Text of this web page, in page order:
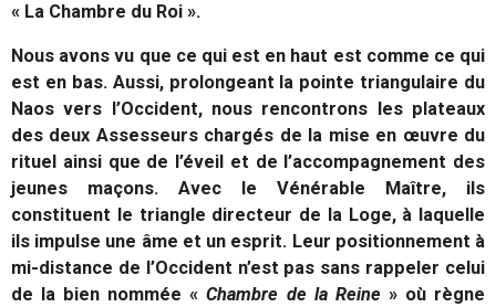
« La Chambre du Roi ».
Nous avons vu que ce qui est en haut est comme ce qui
est en bas. Aussi, prolongeant la pointe triangulaire du
Naos vers l’Occident, nous rencontrons les plateaux
des deux Assesseurs chargés de la mise en œuvre du
rituel ainsi que de l’éveil et de l’accompagnement des
jeunes maçons. Avec le Vénérable Maître, ils
constituent le triangle directeur de la Loge, à laquelle
ils impulse une âme et un esprit. Leur positionnement à
mi-distance de l’Occident n’est pas sans rappeler celui
de la bien nommée «Chambre de la Reine » où règne